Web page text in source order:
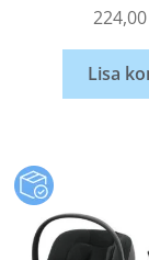
Lisa